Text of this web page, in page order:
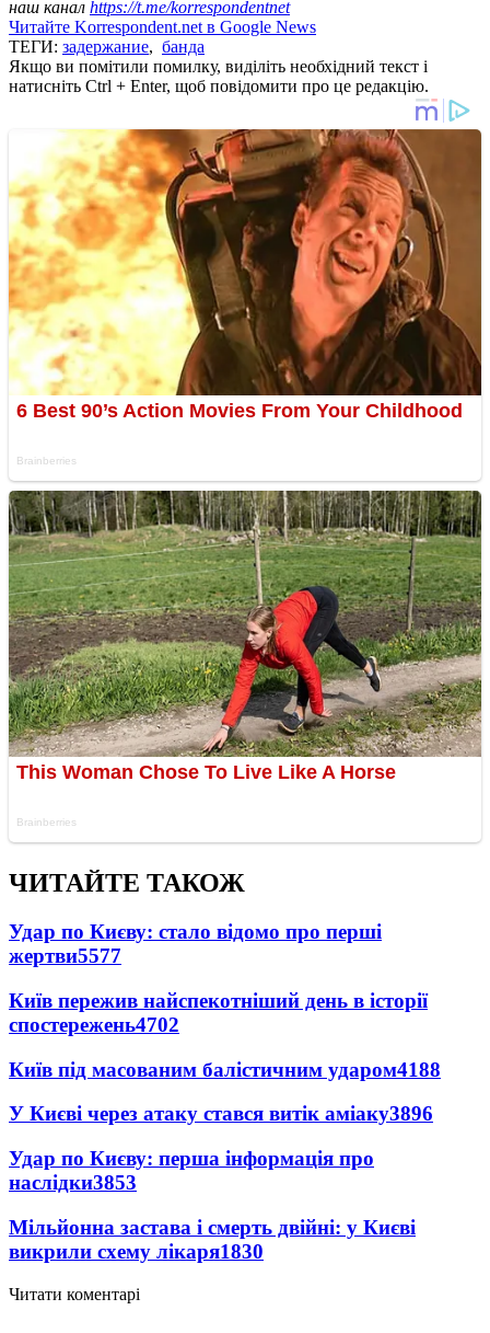
наш канал https://t.me/korrespondentnet
Читайте Korrespondent.net в Google News
ТЕГИ: задержание, банда
Якщо ви помітили помилку, виділіть необхідний текст і
натисніть Ctrl + Enter, щоб повідомити про це редакцію.
ЧИТАЙТЕ ТАКОЖ
Удар по Києву: стало відомо про перші
жертви5577
Київ пережив найспекотніший день в історії
спостережень4702
Київ під масованим балістичним ударом4188
У Києві через атаку стався витік аміаку3896
Удар по Києву: перша інформація про
наслідки3853
Мільйонна застава і смерть двійні: у Києві
викрили схему лікаря1830
Читати коментарі